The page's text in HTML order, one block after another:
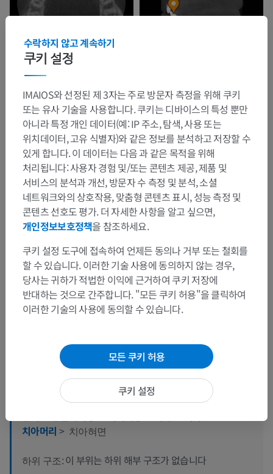
해부학적 계층
인체 해부학 2
치아머리 > 치아혀면
하위 구조: 이 부위는 하위 해부 구조가 없습니다
쿠키 설정
수락하지 않고 계속하기
IMAIOS와 선정된 제 3자는 주로 방문자 측정을 위해 쿠키
또는 유사 기술을 사용합니다. 쿠키는 디바이스의 특성 뿐만
아니라 특정 개인 데이터(예: IP 주소, 탐색, 사용 또는
위치데이터, 고유 식별자)와 같은 정보를 분석하고 저장할 수
있게 합니다. 이 데이터는 다음 과 같은 목적을 위해
처리됩니다: 사용자 경험 및/또는 콘텐츠 제공, 제품 및
서비스의 분석과 개선, 방문자 수 측정 및 분석, 소셜
네트워크와의 상호작용, 맞춤형 콘텐츠 표시, 성능 측정 및
콘텐츠 선호도 평가. 더 자세한 사항을 알고 싶으면,
개인정보보호정책을 참조하세요.
쿠키 설정 도구에 접속하여 언제든 동의나 거부 또는 철회를
할 수 있습니다. 이러한 기술 사용에 동의하지 않는 경우,
당사는 귀하가 적법한 이익에 근거하여 쿠키 저장에
반대하는 것으로 간주합니다. "모든 쿠키 허용"을 클릭하여
이러한 기술의 사용에 동의할 수 있습니다.
모든 쿠키 허용
쿠키 설정